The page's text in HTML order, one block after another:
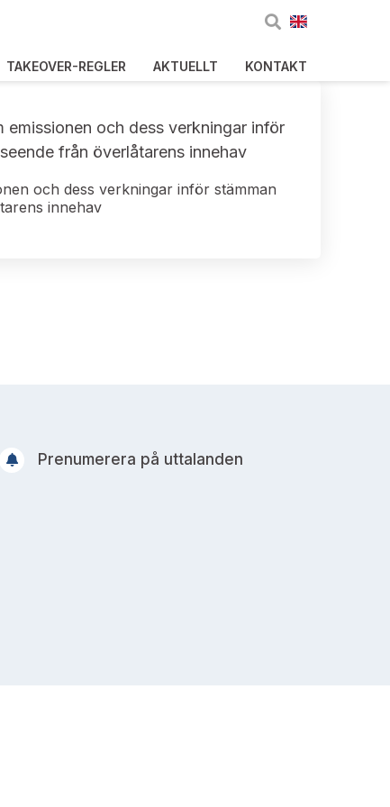
TAKEOVER-REGLER AKTUELLT KONTAKT
och dess verkningar inför
från överlåtarens innehav
och dess verkningar inför stämman
innehav
Prenumerera på uttalanden